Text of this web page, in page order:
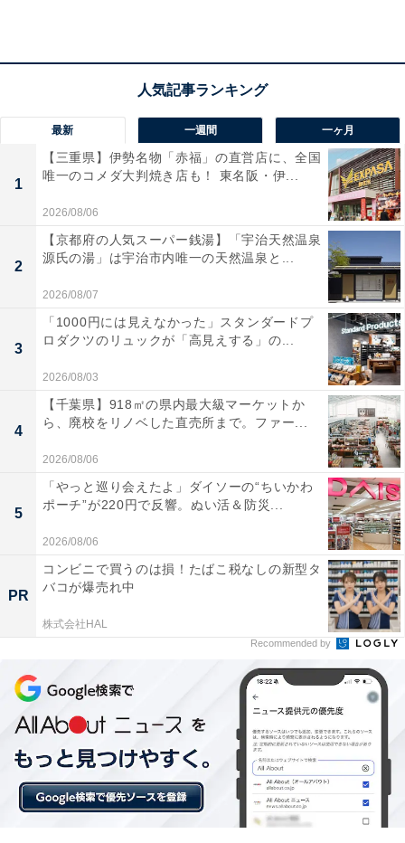
※リンスインシャンプー、ボディソープ、ドライヤー完
備。各種電子決済も利用可能です。
平日：600円
土・日・祝：600円
宿泊可否
宿泊：不可（日帰り入浴施設のため。ただし、有料の個
室休憩やお得なフリータイムプランが用意されていま
す）
あわせて読みたい
【宮城県の人気日帰り温泉】「金成温泉 金成
延年閣」は600円で楽しめる栗駒山の絶景露
天風呂と美肌の弱アルカリ性温泉が自慢の施
設
「温泉保養施設 ふたごの湯」は宮城県内唯一の含
鉄塩化物泉を楽しめる施設
最新 一週間 一ヶ月
1
【三重県】伊勢名物「赤福」の直営店に、全国
唯一のコメダ大判焼き店も！ 東名阪・伊...
2026/08/06
2
【京都府の人気スーパー銭湯】「宇治天然温泉
源氏の湯」は宇治市内唯一の天然温泉と...
2026/08/07
3
「1000円には見えなかった」スタンダードプ
ロダクツのリュックが「高見えする」の...
2026/08/03
4
【千葉県】918㎡の県内最大級マーケットか
ら、廃校をリノベした直売所まで。ファー...
2026/08/06
5
「やっと巡り会えたよ」ダイソーの“ちいかわ
ポーチ”が220円で反響。ぬい活＆防災...
2026/08/06
PR
コンビニで買うのは損！たばこ税なしの新型タ
バコが爆売れ中
株式会社HAL
Recommended by